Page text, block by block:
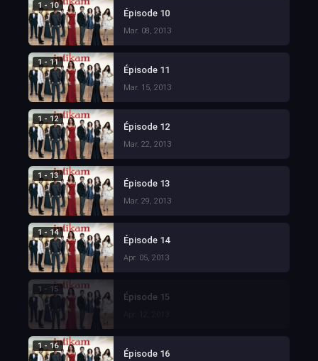
1 - 10
Épisode 10
Mar. 08, 2013
1 - 11
Épisode 11
Mar. 15, 2013
1 - 12
Épisode 12
Mar. 22, 2013
1 - 13
Épisode 13
Mar. 29, 2013
1 - 14
Épisode 14
Apr. 05, 2013
1 - 15
Épisode 15
1 - 16
Épisode 16